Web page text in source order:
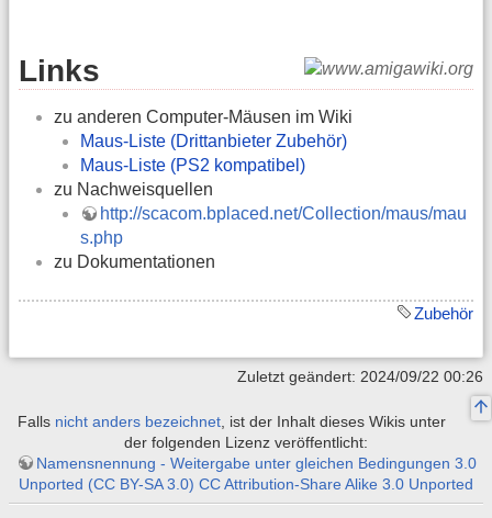
Links
zu anderen Computer-Mäusen im Wiki
Maus-Liste (Drittanbieter Zubehör)
Maus-Liste (PS2 kompatibel)
zu Nachweisquellen
http://scacom.bplaced.net/Collection/maus/mau
s.php
zu Dokumentationen
Zubehör
Zuletzt geändert: 2024/09/22 00:26
Falls nicht anders bezeichnet, ist der Inhalt dieses Wikis unter
der folgenden Lizenz veröffentlicht:
Namensnennung - Weitergabe unter gleichen Bedingungen 3.0
Unported (CC BY-SA 3.0) CC Attribution-Share Alike 3.0 Unported